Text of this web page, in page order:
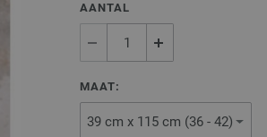
AANTAL
MAAT: